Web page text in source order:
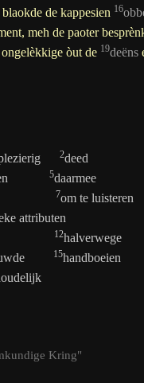
de kappesien 16
meh de paoter
òut de 19deëns
plezierig 2deed
5daarmee
7om te luisteren
attributen
12halverwege
15handboeien
Kring"